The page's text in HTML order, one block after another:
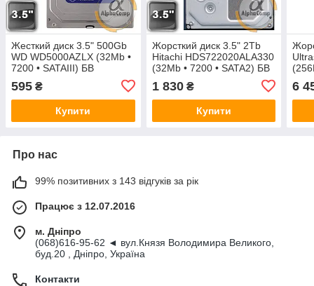
Жесткий диск 3.5" 500Gb
WD WD5000AZLX (32Mb •
7200 • SATAIII) БВ
595 ₴
Купити
Жорсткий диск 3.5" 2Tb
Hitachi HDS722020ALA330
(32Mb • 7200 • SATA2) БВ
1 830₴
Купити
6
Про нас
99% позитивних з 143 відгуків за рік
Працює з 12.07.2016
м. Дніпро
(068)616-95-62 ◄ вул.Князя Володимира Великого,
буд.20 , Дніпро, Україна
Контакти